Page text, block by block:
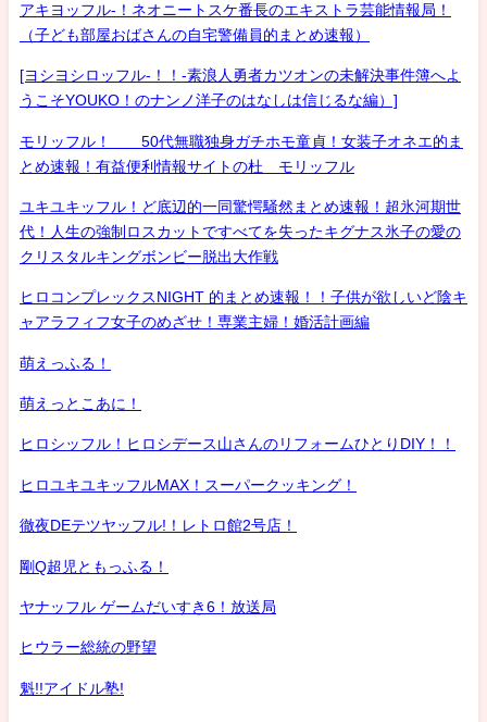
アキヨッフル-！ネオニートスケ番長のエキストラ芸能情報局！
（子ども部屋おばさんの自宅警備員的まとめ速報）
[ヨシヨシロッフル-！！-素浪人勇者カツオンの未解決事件簿へよ
うこそYOUKO！のナンノ洋子のはなしは信じるな編）]
モリッフル！ 50代無職独身ガチホモ童貞！女装子オネエ的ま
とめ速報！有益便利情報サイトの杜 モリッフル
ユキユキッフル！ど底辺的一同驚愕騒然まとめ速報！超氷河期世
代！人生の強制ロスカットですべてを失ったキグナス氷子の愛の
クリスタルキングボンビー脱出大作戦
ヒロコンプレックスNIGHT 的まとめ速報！！子供が欲しいど陰キ
ャアラフィフ女子のめざせ！専業主婦！婚活計画編
萌えっふる！
萌えっとこあに！
ヒロシッフル！ヒロシデース山さんのリフォームひとりDIY！！
ヒロユキユキッフルMAX！スーパークッキング！
徹夜DEテツヤッフル!！レトロ館2号店！
剛Q超児ともっふる！
ヤナッフル ゲームだいすき6！放送局
ヒウラー総統の野望
魁!!アイドル塾!